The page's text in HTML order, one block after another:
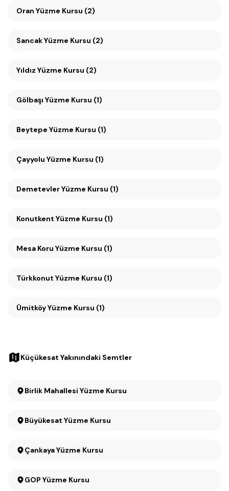
Oran Yüzme Kursu (2)
Sancak Yüzme Kursu (2)
Yıldız Yüzme Kursu (2)
Gölbaşı Yüzme Kursu (1)
Beytepe Yüzme Kursu (1)
Çayyolu Yüzme Kursu (1)
Demetevler Yüzme Kursu (1)
Konutkent Yüzme Kursu (1)
Mesa Koru Yüzme Kursu (1)
Türkkonut Yüzme Kursu (1)
Ümitköy Yüzme Kursu (1)
Küçükesat Yakınındaki Semtler
Birlik Mahallesi Yüzme Kursu
Büyükesat Yüzme Kursu
Çankaya Yüzme Kursu
GOP Yüzme Kursu